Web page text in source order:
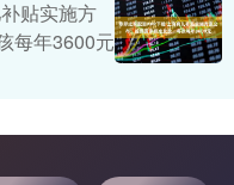
贴实施方
每年3600元